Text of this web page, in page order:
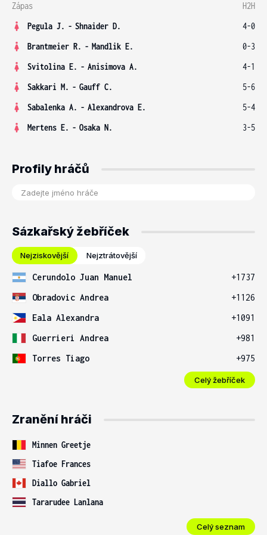
Zápas
H2H
Pegula J. - Shnaider D.
4-0
Brantmeier R. - Mandlik E.
0-3
Svitolina E. - Anisimova A.
4-1
Sakkari M. - Gauff C.
5-6
Sabalenka A. - Alexandrova E.
5-4
Mertens E. - Osaka N. 3-5
Profily hráčů
Sázkařský žebříček
Nejziskovější Nejztrátovější
Cerundolo Juan Manuel
+1737
Obradovic Andrea
+1126
Eala Alexandra
+1091
Guerrieri Andrea
+981
Torres Tiago
+975
Celý žebříček
Zranění hráči
Minnen Greetje
Tiafoe Frances
Diallo Gabriel
Tararudee Lanlana
Celý seznam